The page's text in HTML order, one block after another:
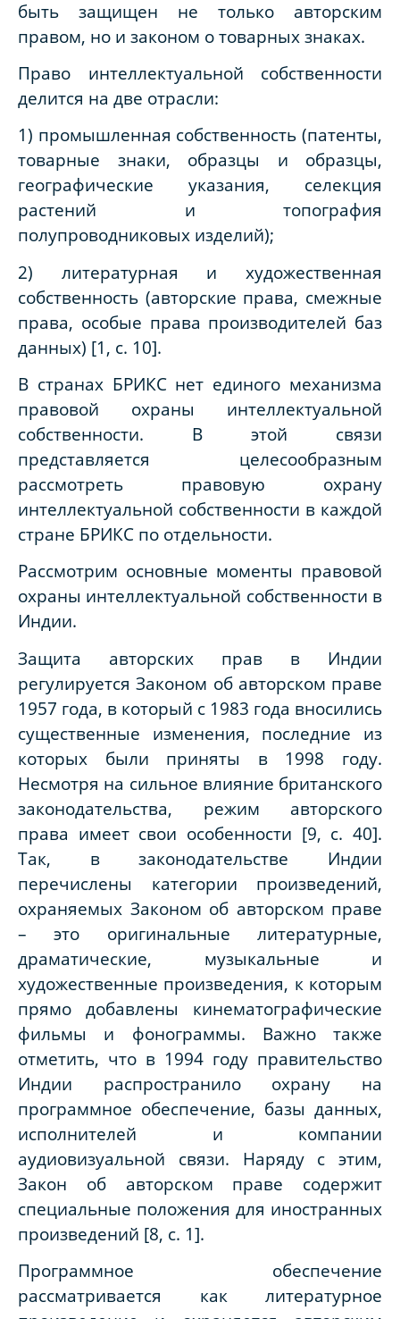
быть защищен не только авторским
правом, но и законом о товарных знаках.
Право интеллектуальной собственности
делится на две отрасли:
1) промышленная собственность (патенты,
товарные знаки, образцы и образцы,
географические указания, селекция
растений и топография
полупроводниковых изделий);
2) литературная и художественная
собственность (авторские права, смежные
права, особые права производителей баз
данных) [1, с. 10].
В странах БРИКС нет единого механизма
правовой охраны интеллектуальной
собственности. В этой связи
представляется целесообразным
рассмотреть правовую охрану
интеллектуальной собственности в каждой
стране БРИКС по отдельности.
Рассмотрим основные моменты правовой
охраны интеллектуальной собственности в
Индии.
Защита авторских прав в Индии
регулируется Законом об авторском праве
1957 года, в который с 1983 года вносились
существенные изменения, последние из
которых были приняты в 1998 году.
Несмотря на сильное влияние британского
законодательства, режим авторского
права имеет свои особенности [9, с. 40].
Так, в законодательстве Индии
перечислены категории произведений,
охраняемых Законом об авторском праве
– это оригинальные литературные,
драматические, музыкальные и
художественные произведения, к которым
прямо добавлены кинематографические
фильмы и фонограммы. Важно также
отметить, что в 1994 году правительство
Индии распространило охрану на
программное обеспечение, базы данных,
исполнителей и компании
аудиовизуальной связи. Наряду с этим,
Закон об авторском праве содержит
специальные положения для иностранных
произведений [8, с. 1].
Программное обеспечение
рассматривается как литературное